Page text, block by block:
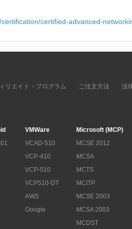
certified-advanced-
リエイト・プログラム ご注文方法 法
VMWare
VCAD-510
VCP-410
VCP-510
VCP510-DT
AWS
Google
Microsoft (MCP)
MCSE 2012
MCSA
MCTS
MCITP
MCSE 2003
MCSA 2003
MCDST